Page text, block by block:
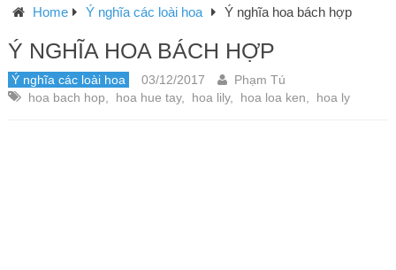
Home Ý nghĩa các loài hoa Ý nghĩa hoa bách hợp
Ý NGHĨA HOA BÁCH HỢP
Ý nghĩa các loài hoa 03/12/2017
Phạm Tú
hoa bach hop
hoa hue tay, hoa lily, hoa loa ken hoa ly